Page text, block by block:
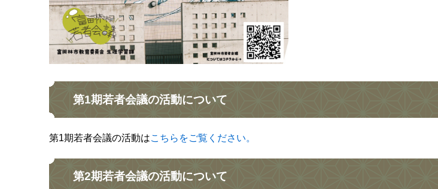
第1期若者会議の活動について
第1期若者会議の活動はこちらをご覧ください。
第2期若者会議の活動について